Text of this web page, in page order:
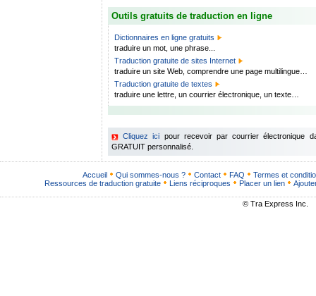
Outils gratuits de traduction en ligne
Dictionnaires en ligne gratuits
traduire un mot, une phrase...
Traduction gratuite de sites Internet
traduire un site Web, comprendre une page multilingue…
Traduction gratuite de textes
traduire une lettre, un courrier électronique, un texte…
Cliquez ici pour recevoir par courrier électronique
GRATUIT personnalisé.
Accueil Qui sommes-nous ? Contact FAQ
Termes et
Ressources de traduction gratuite
Liens réciproques Placer un lien
© Tra Express Inc.